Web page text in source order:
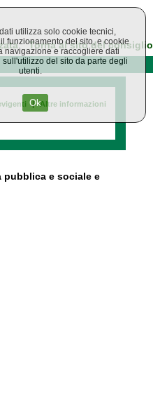
Torna al sito del consiglio
| Altre informazioni
e sociale e
utilizza solo cookie tecnici,
funzionamento del sito, e cookie
navigazione e raccogliere dati
del sito da parte degli
utenti.
Ok